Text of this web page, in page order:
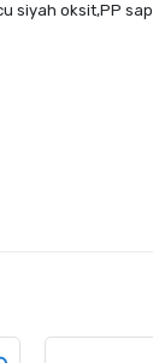
siyah oksit,PP